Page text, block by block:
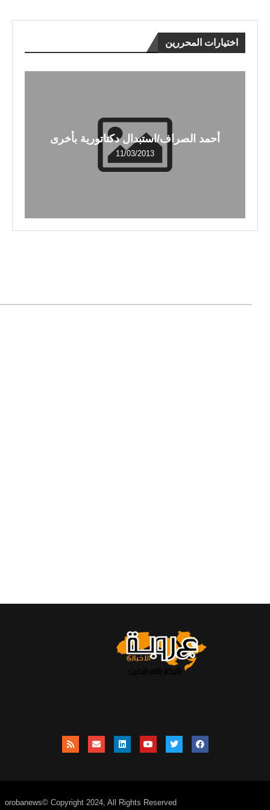
اختيارات المحررين
أحمد الصراف/استبدال دكتاتورية بأخرى
11/03/2013
orobanews© Copyright 2024, All Rights Reserved